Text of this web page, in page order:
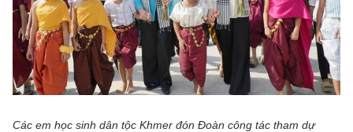
Các em học sinh dân tộc Khmer đón Đoàn công tác tham dự